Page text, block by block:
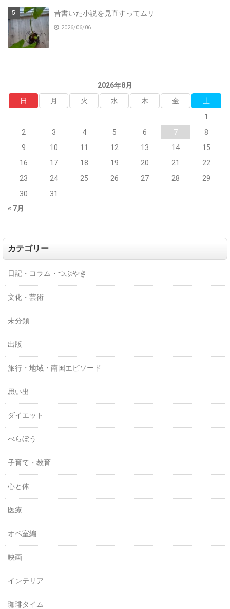
昔書いた小説を見直すってムリ
2026/06/06
2026年8月
日
月 火 水 木 金
土
1
2
3 4 5 6 7
8
9
10 11 12 13 14
15
16
17 18 19 20 21
22
23
24 25 26 27 28
29
30
31
« 7月
カテゴリー
日記・コラム・つぶやき
文化・芸術
未分類
出版
旅行・地域・南国エピソード
思い出
ダイエット
べらぼう
子育て・教育
心と体
医療
オペ室編
映画
インテリア
珈琲タイム